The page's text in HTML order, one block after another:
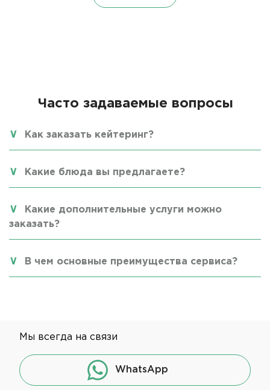
Часто задаваемые вопросы
Как заказать кейтеринг?
Какие блюда вы предлагаете?
Какие дополнительные услуги можно
заказать?
В чем основные преимущества сервиса?
Мы всегда на связи
WhatsApp